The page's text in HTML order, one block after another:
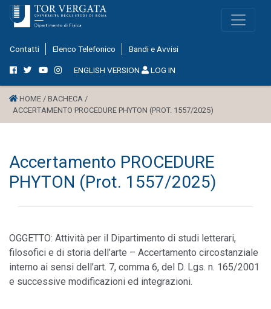
Contatti Elenco Telefonico Bandi e Avvisi
ENGLISH VERSION LOG IN
HOME / BACHECA /
ACCERTAMENTO PROCEDURE PHYTON (PROT. 1557/2025)
Accertamento PROCEDURE
PHYTON (Prot. 1557/2025)
OGGETTO: Attività per il Dipartimento di studi letterari,
filosofici e di storia dell’arte – Accertamento circostanziale
interno ai sensi dell’art. 7, comma 6, del D. Lgs. n. 165/2001
e successive modificazioni ed integrazioni.